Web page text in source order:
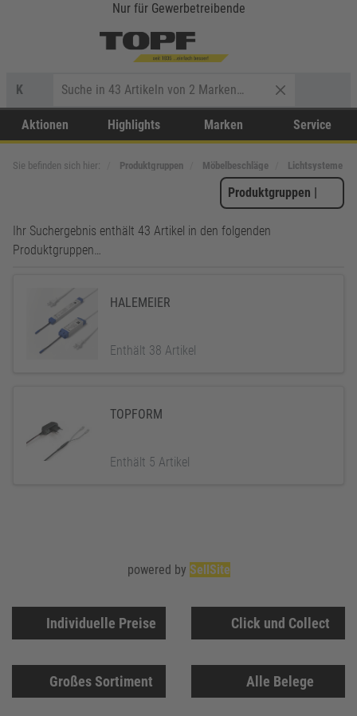
Nur für Gewerbetreibende
K
Aktionen Highlights Marken Service
Sie befinden sich hier: Produktgruppen Möbelbeschläge Lichtsysteme
Produktgruppen |
Ihr Suchergebnis enthält 43 Artikel in den folgenden
Produktgruppen…
HALEMEIER
Enthält 38 Artikel
TOPFORM
Enthält 5 Artikel
Individuelle Preise Click und Collect
Großes Sortiment Alle Belege
powered by SellSite